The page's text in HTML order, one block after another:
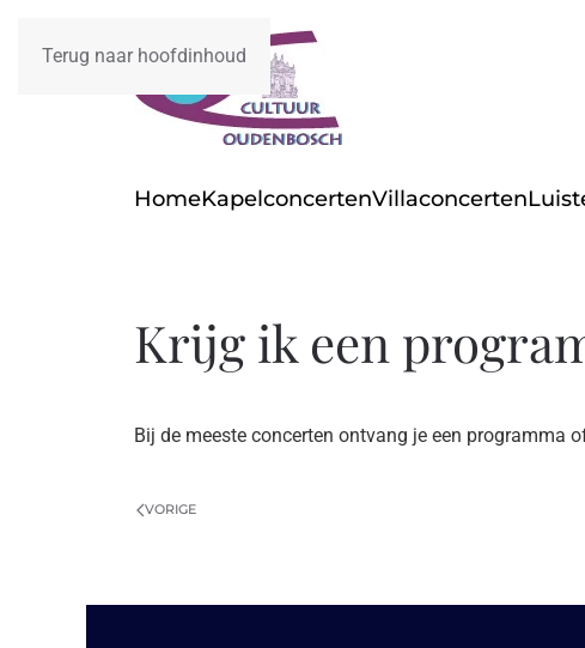
Terug naar hoofdinhoud
HomeKapelconcertenVillaconcerten
Krijg ik een
Bij de meeste concerten ontvang je een programma
VORIGE